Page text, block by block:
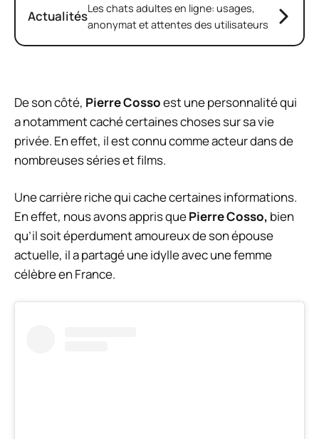
ActualitésLes chats adultes en ligne: usages,
anonymat et attentes des utilisateurs
De son côté, Pierre Cossoest une personnalité qui
a notamment caché certaines choses sur sa vie
privée. En effet, il est connu comme acteur dans de
nombreuses séries et films.
Une carrière riche qui cache certaines informations.
En effet, nous avons appris quePierre Cosso, bien
qu’il soit éperdument amoureux de son épouse
actuelle, il a partagé une idylle avec une femme
célèbre en France.